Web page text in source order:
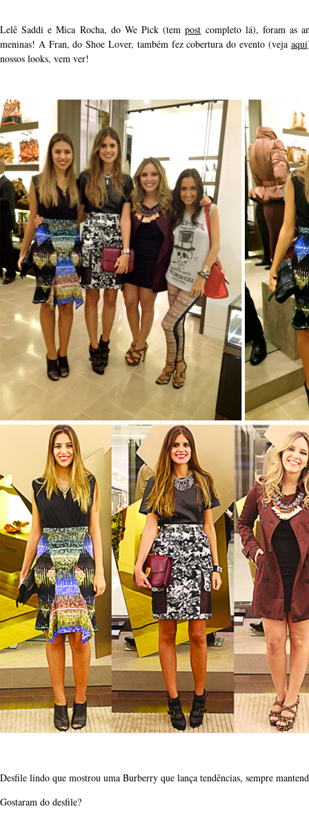
Lelê Saddi e Mica Rocha, do We Pick (tempost completo lá), foram as
meninas! A Fran, do Shoe Lover, também fez cobertura do evento (veja aqui
nossos looks, vem ver!
Desfile lindo que mostrou uma Burberry que lança tendências, sempre
Gostaram do desfile?